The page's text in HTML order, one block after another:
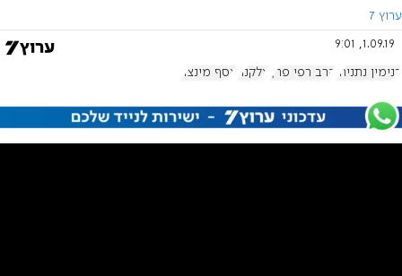
ערוץ 7
1.09.19, 9:01
בנימין נתניהו הרב רפי פרץ אלקנה אסף מינצר